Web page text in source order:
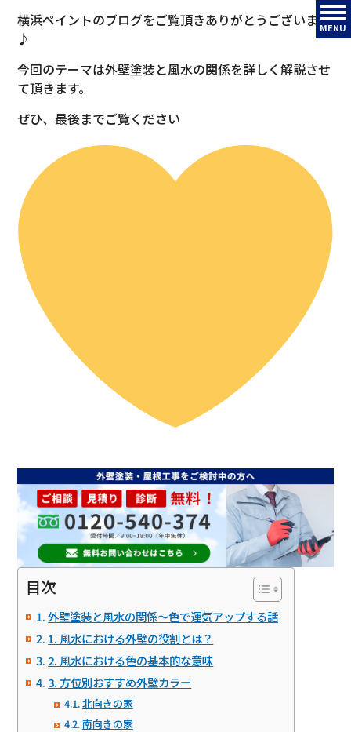
MENU
横浜ペイントのブログをご覧頂きありがとうございます
♪
今回のテーマは外壁塗装と風水の関係を詳しく解説させ
て頂きます。
ぜひ、最後までご覧ください
目次
外壁塗装と風水の関係～色で運気アップする話
1. 風水における外壁の役割とは？
2. 風水における色の基本的な意味
3. 方位別おすすめ外壁カラー
北向きの家
南向きの家